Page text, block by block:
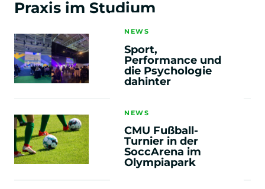
3. & 4.
Semester
Business Management
Sozialpsychologie & Medienpsychologie
Forschungsmethoden der Psychologie II
Praxis im Studium
NEWS
Sport,
Performance und
die Psychologie
dahinter
NEWS
CMU Fußball-
Turnier in der
SoccArena im
Olympiapark